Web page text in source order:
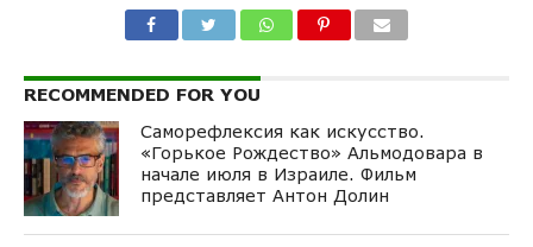
RECOMMENDED FOR YOU
Саморефлексия как искусство.
«Горькое Рождество» Альмодовара в
начале июля в Израиле. Фильм
представляет Антон Долин